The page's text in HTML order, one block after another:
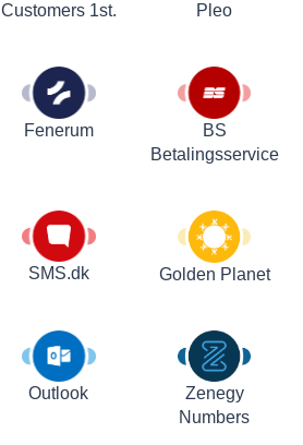
Customers 1st. Pleo
Fenerum
BS
Betalingsservice
SMS.dk Golden Planet
Outlook
Zenegy
Numbers